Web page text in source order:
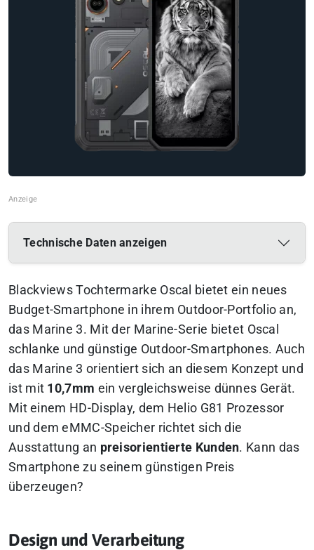
Technische Daten anzeigen
Blackviews Tochtermarke Oscal bietet ein neues
Budget-Smartphone in ihrem Outdoor-Portfolio an,
das Marine 3. Mit der Marine-Serie bietet Oscal
schlanke und günstige Outdoor-Smartphones. Auch
das Marine 3 orientiert sich an diesem Konzept und
ist mit 10,7mm ein vergleichsweise dünnes Gerät.
Mit einem HD-Display, dem Helio G81 Prozessor
und dem eMMC-Speicher richtet sich die
Ausstattung an preisorientierte Kunden. Kann das
Smartphone zu seinem günstigen Preis
überzeugen?
Design und Verarbeitung